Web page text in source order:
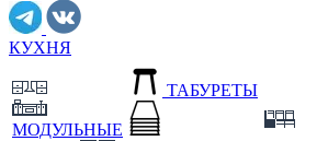
КУХНЯ
МОДУЛЬНЫЕ
ТАБУРЕТЫ